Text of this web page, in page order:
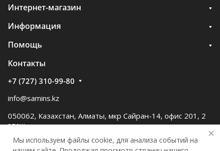
Интернет-магазин
Информация
Помощь
Контакты
+7 (727) 310-99-80
info@samins.kz
050062, Казахстан, Алматы, мкр Сайран-14, офис 201, 2
этаж
Мы используем файлы cookie, для анализа событий на